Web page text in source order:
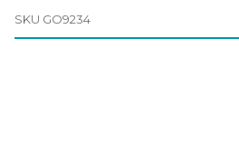
SKU GO9234